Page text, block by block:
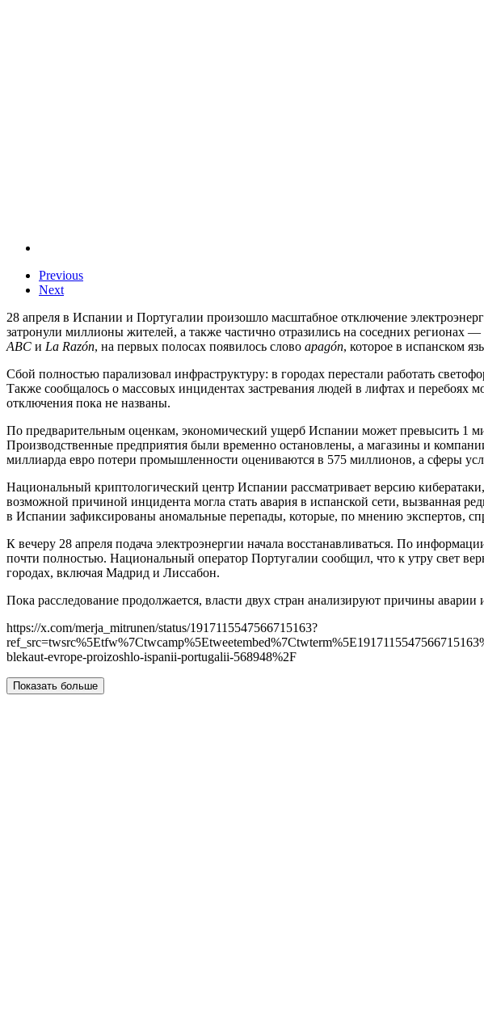
Previous
Next
28 апреля в Испании и Португалии произошло масштабное отключение
затронули миллионы жителей, а также частично отразились на соседних
ABC и La Razón, на первых полосах появилось слово apagón, которое в испанском
Сбой полностью парализовал инфраструктуру: в городах перестали работать
Также сообщалось о массовых инцидентах застревания людей в лифтах и
отключения пока не названы.
По предварительным оценкам, экономический ущерб Испании может превысить 1
Производственные предприятия были временно остановлены, а магазины и
миллиарда евро потери промышленности оцениваются в 575 миллионов, а сферы
Национальный криптологический центр Испании рассматривает версию
возможной причиной инцидента могла стать авария в испанской сети, вызванная
в Испании зафиксированы аномальные перепады, которые, по мнению экспертов,
К вечеру 28 апреля подача электроэнергии начала восстанавливаться. По
почти полностью. Национальный оператор Португалии сообщил, что к утру свет
городах, включая Мадрид и Лиссабон.
Пока расследование продолжается, власти двух стран анализируют причины
https://x.com/merja_mitrunen/status/1917115547566715163?
blekaut-evrope-proizoshlo-ispanii-portugalii-568948%2F
Показать больше